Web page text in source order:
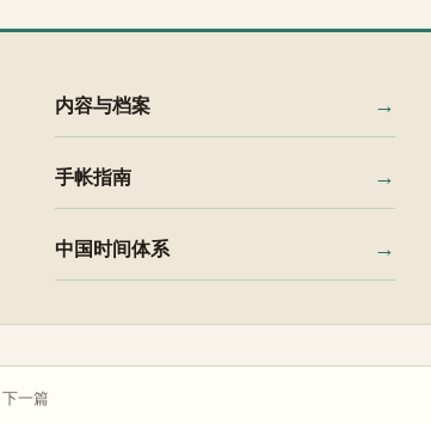
内容与档案 →
手帐指南 →
中国时间体系 →
下一篇